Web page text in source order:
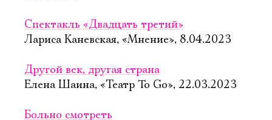
Спектакль «Двадцать третий»
Лариса Каневская, «Мнение», 8.04.2023
Другой век, другая страна
Елена Шаина, «Театр To Go», 22.03.2023
Больно смотреть